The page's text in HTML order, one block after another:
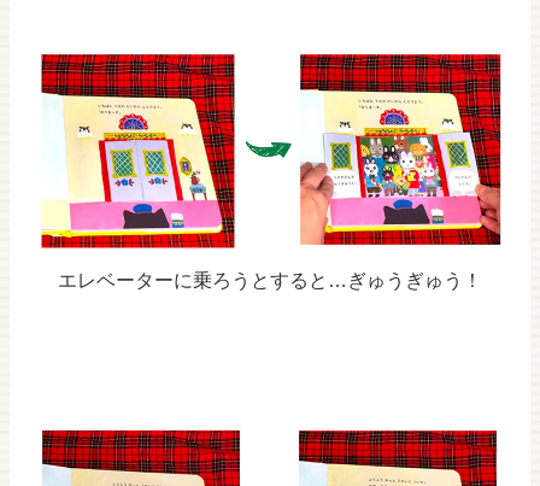
エレベーターに乗ろうとすると…ぎゅうぎゅう！